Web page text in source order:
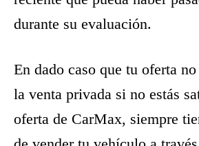
durante su evaluación.
En dado caso que tu oferta
la venta privada si no estás
oferta de CarMax, siempre